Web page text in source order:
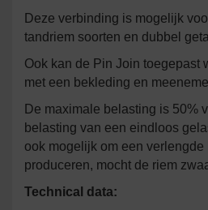
Deze verbinding is mogelijk
tandriem soorten en dubbel
Ook kan de Pin Join toegepast
met een bekleding en
De maximale belasting is 50%
belasting van een eindloos
ook mogelijk om een
produceren, mocht de riem
Technical data: